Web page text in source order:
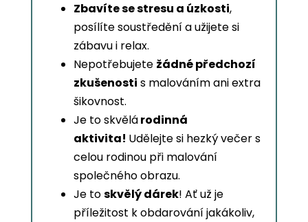
Zbavíte se stresu a úzkosti,
posílíte soustředění a užijete si
zábavu i relax.
Nepotřebujete žádné předchozí
zkušenosti s malováním ani extra
šikovnost.
Je to skvělárodinná
aktivita! Udělejte si hezký večer s
celou rodinou při malování
společného obrazu.
Je toskvělý dárek! Ať už je
příležitost k obdarování jakákoliv,